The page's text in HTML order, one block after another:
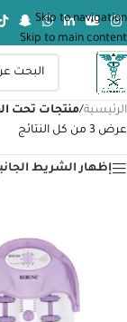
Skip to navigation
Skip to main content
الرئيسية/منتجات تحت
عرض ⁦3⁩ من كل النتائج
إظهار الشريط